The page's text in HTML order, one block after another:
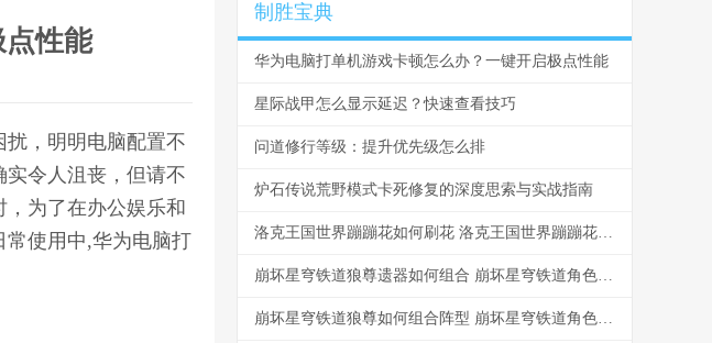
性能
，明明电脑配置不
令人沮丧，但请不
为了在办公娱乐和
使用中,华为电脑打
制胜宝典
华为电脑打单机游戏卡顿怎么办？一键开启极点性能
星际战甲怎么显示延迟？快速查看技巧
问道修行等级：提升优先级怎么排
炉石传说荒野模式卡死修复的深度思索与实战指南
洛克王国世界蹦蹦花如何刷花 洛克王国世界蹦蹦花四种形态都在哪
崩坏星穹铁道狼尊遗器如何组合 崩坏星穹铁道角色爆料
崩坏星穹铁道狼尊如何组合阵型 崩坏星穹铁道角色爆料